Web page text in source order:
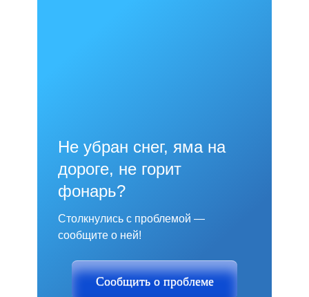
Не убран снег, яма на
дороге, не горит
фонарь?
Столкнулись с проблемой —
сообщите о ней!
Сообщить о проблеме